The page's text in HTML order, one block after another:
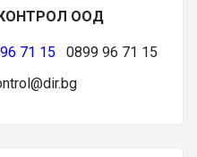
ООД
71 15 0899 96 71 15